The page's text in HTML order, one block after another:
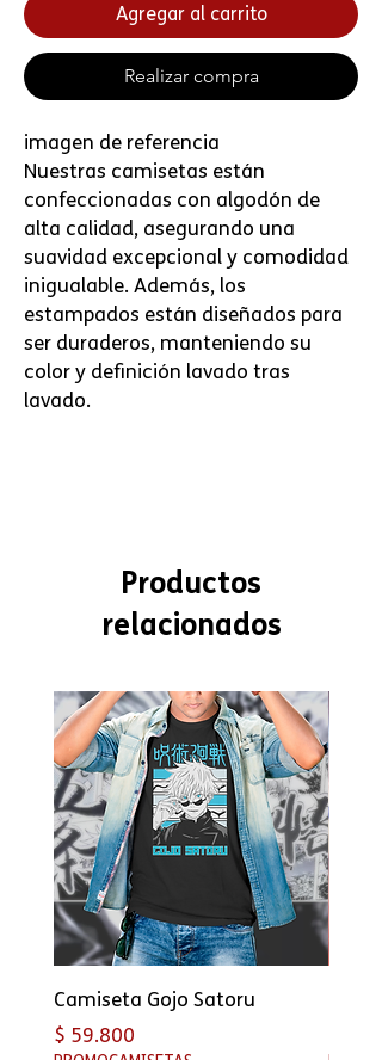
Agregar al carrito
Realizar compra
imagen de referencia
Nuestras camisetas están
confeccionadas con algodón de
alta calidad, asegurando una
suavidad excepcional y comodidad
inigualable. Además, los
estampados están diseñados para
ser duraderos, manteniendo su
color y definición lavado tras
lavado.
Productos
relacionados
Camiseta Gojo Satoru
Precio
$ 59.800